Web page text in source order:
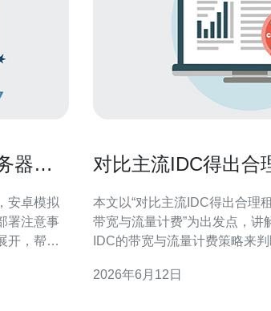
器安
安卓模拟
署注意事
开，帮助
华南与国
对比主流IDC得出合
本文以“对比主流IDC得出合理
带宽与流量计费”为出发点，讲
IDC的带宽与流量计费策略来
的企业，强调评估维度与实操
2026年6月12日